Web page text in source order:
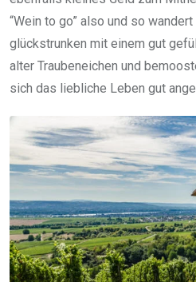
“Wein to go” also und so
glückstrunken mit einem gut
alter Traubeneichen und
sich das liebliche Leben gut